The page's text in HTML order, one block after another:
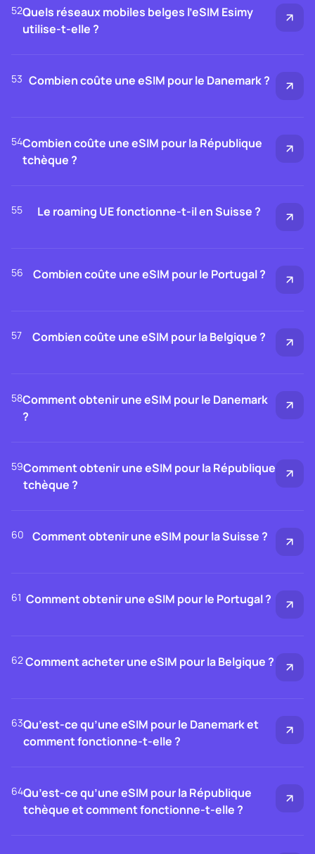
52Quels réseaux mobiles belges l’eSIM Esimy
utilise-t-elle ?
53 Combien coûte une eSIM pour le Danemark ?
54Combien coûte une eSIM pour la République
tchèque ?
55 Le roaming UE fonctionne-t-il en Suisse ?
56 Combien coûte une eSIM pour le Portugal ?
57 Combien coûte une eSIM pour la Belgique ?
58Comment obtenir une eSIM pour le Danemark
?
59Comment obtenir une eSIM pour la République
tchèque ?
60 Comment obtenir une eSIM pour la Suisse ?
61 Comment obtenir une eSIM pour le Portugal ?
62Comment acheter une eSIM pour la Belgique ?
63Qu’est-ce qu’une eSIM pour le Danemark et
comment fonctionne-t-elle ?
64Qu’est-ce qu’une eSIM pour la République
tchèque et comment fonctionne-t-elle ?